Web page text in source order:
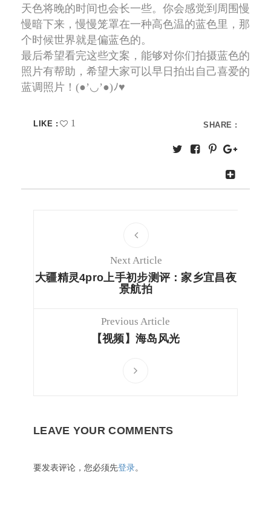
天色将晚的时间也会长一些。你会感觉到周围慢
慢暗下来，慢慢笼罩在一种高色温的蓝色里，那
个时候世界就是偏蓝色的。
最后希望看完这些文案，能够对你们拍摄蓝色的
照片有帮助，希望大家可以早日拍出自己喜爱的
蓝调照片！(●’◡’●)ﾉ♥
LIKE : 1 SHARE :
Next Article
大疆精灵4pro上手初步测评：家乡宜昌夜
景航拍
Previous Article
【视频】海岛风光
LEAVE YOUR COMMENTS
要发表评论，您必须先登录。